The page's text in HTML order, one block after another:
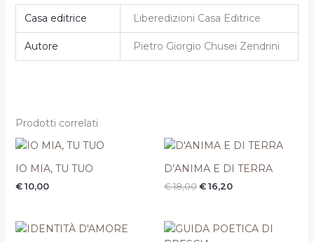
Casa editrice Liberedizioni Casa Editrice
Autore Pietro Giorgio Chusei Zendrini
Prodotti correlati
IO MIA, TU TUO
€10,00
D’ANIMA E DI TERRA
€18,00
Il
originale
€ 18,00.
€ 16,20
Il
attuale
€ 16,20.
Il
Il